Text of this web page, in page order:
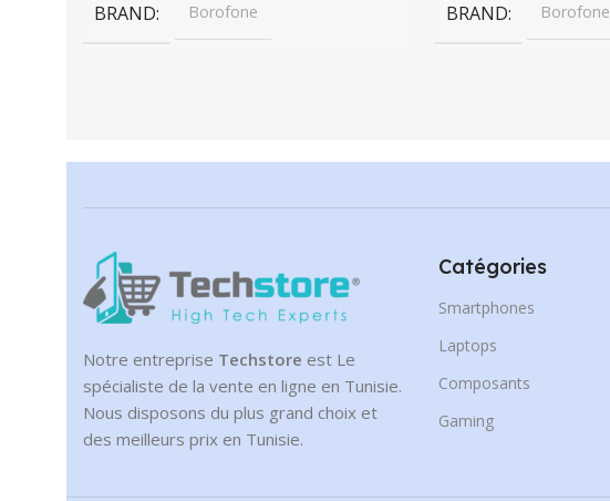
BRAND Borofone BRAND Borofone
Notre entreprise Techstore est Le
spécialiste de la vente en ligne en Tunisie.
Nous disposons du plus grand choix et
des meilleurs prix en Tunisie.
Catégories
Smartphones
Laptops
Composants
Gaming